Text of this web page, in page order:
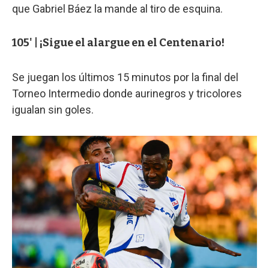
que Gabriel Báez la mande al tiro de esquina.
105' | ¡Sigue el alargue en el Centenario!
Se juegan los últimos 15 minutos por la final del
Torneo Intermedio donde aurinegros y tricolores
igualan sin goles.